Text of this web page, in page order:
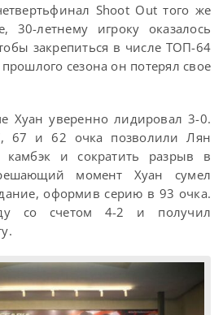
Shoot Out того же
30-летнему игроку оказалось
закрепиться в числе ТОП-64
сезона он потерял свое
Хуан уверенно лидировал 3-0.
67 и 62 очка позволили Лян
камбэк и сократить разрыв в
момент Хуан сумел
оформив серию в 93 очка.
со счетом 4-2 и получил